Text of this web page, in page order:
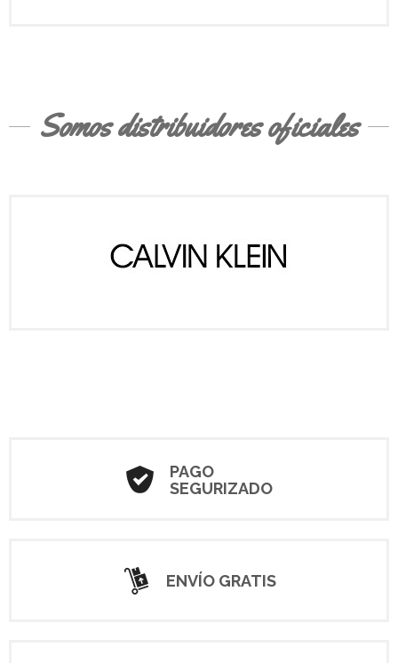
Somos distribuidores oficiales
PAGO
SEGURIZADO
ENVÍO GRATIS